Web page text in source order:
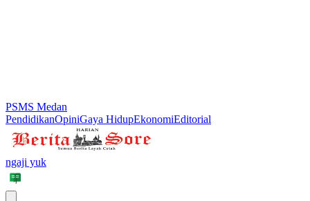
PSMS Medan
PendidikanOpiniGaya HidupEkonomiEditorial
ngaji yuk